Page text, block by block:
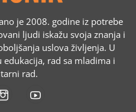
je 2008. godine iz potrebe
ljudi iskažu svoja znanja i
uslova življenja. U
rad sa mladima i
rad.